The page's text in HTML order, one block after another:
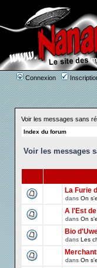
Connexion
Voir les messages sans
Index du forum
Voir les messages
La Furie
dans On
A l'Est
dans On
Bio
dans Les
dans On